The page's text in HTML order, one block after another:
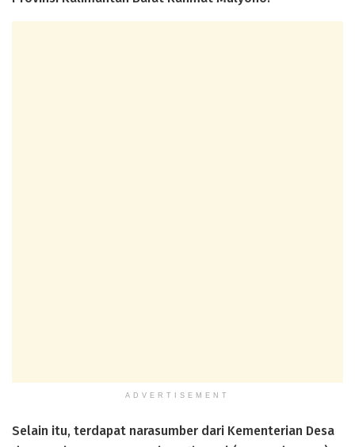
ADVERTISEMENT
Selain itu, terdapat narasumber dari Kementerian Desa